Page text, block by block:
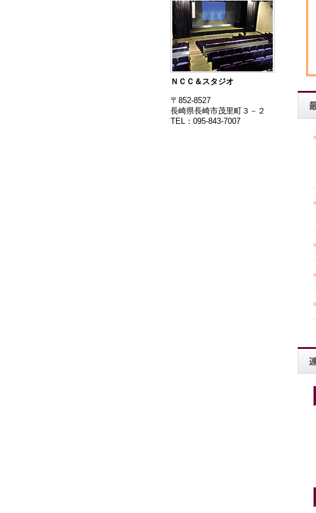
ＮＣＣ＆スタジオ
〒852-8527
長崎県長崎市茂里町３－２
TEL：095-843-7007